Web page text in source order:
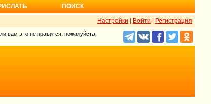
ПОИСК
Настройки Войти Регистрация
вам это не нравится, пожалуйста,